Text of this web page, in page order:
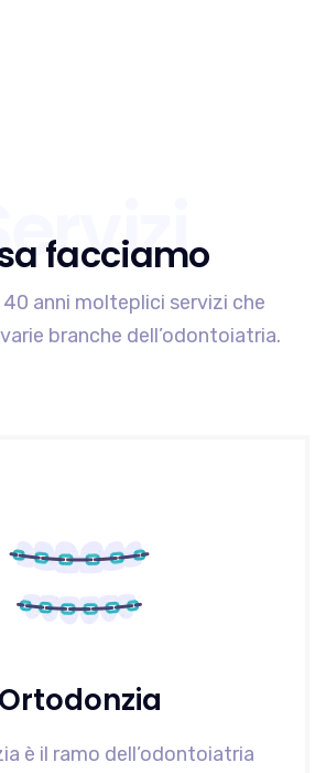
facciamo
anni molteplici servizi che
branche dell’odontoiatria.
Ortodonzia
è il ramo dell’odontoiatria